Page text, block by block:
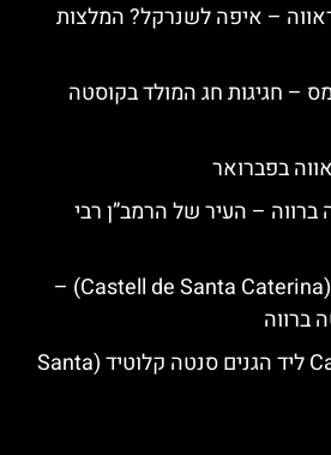
– איפה לשנרקל? המלצות
– חגיגות חג המולד בקוסטה
בפברואר
ברווה – העיר של הרמב”ן רבי
טירת סנטה קטרינה (Castell de Santa Caterina) –
ברווה
חוף ים Cala Boadella ליד הגנים סנטה קלוטיד (Santa